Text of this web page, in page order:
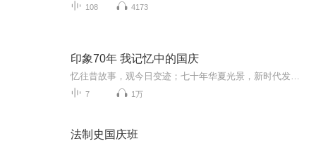
108 4173
印象70年 我记忆中的国庆
7 1万
法制史国庆班